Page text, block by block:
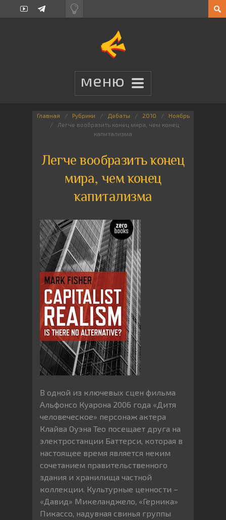
Главная Рубрики Дебаты 2010
Ноябрь
Легче вообразить конец мира, чем конец
капитализма
Легче вообразить конец
мира, чем конец
капитализма
В одной из ключевых сцен фильма
Альфонсо Куарона 2006 года «Дитя
человеческое» персонаж актера
Клайва Оуэна Тео посещает друга на
электростанции Баттерси, которая в
настоящее время является неким
сочетанием правительственного
здания и хранилища частной
коллекции. Культурные ценности –
«Давид» Микеланджело, «Герника»
Пикассо, надувная свинья группы